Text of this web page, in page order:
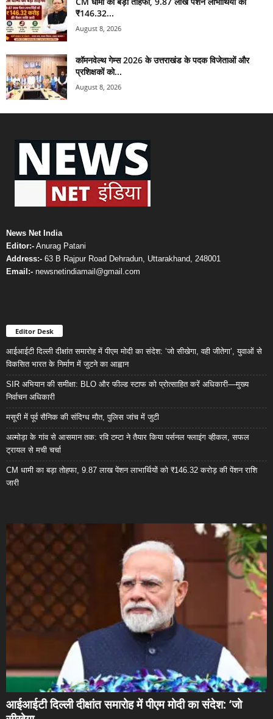
₹146.32...
August 8, 2026
कॉमनवेल्थ गेम्स 2026 के उत्तराखंड के पदक विजेताओं और
प्रशिक्षकों को...
August 8, 2026
News Net India
Editor:- Anurag Patani
Address:- 63 B Rajpur Road Dehradun, Uttarakhand, 248001
Email:- newsnetindiamail@gmail.com
Editor Desk
आईआईटी दिल्ली दीक्षांत समारोह में पीएम मोदी का संदेश: ‘जो सीखेगा, वही जीतेगा’, युवाओं से
विकसित भारत के निर्माण में जुटने का आह्वान
SIR अभियान की समीक्षा: BLO और फील्ड स्टाफ को प्रोत्साहित करें अधिकारी—मुख्य
निर्वाचन अधिकारी
मसूरी में पूर्व सैनिक की संदिग्ध मौत, पुलिस जांच में जुटी
अल्मोड़ा के गांव से आसमान तक: रवि टम्टा ने तैयार किया पर्सनल फ्लाइंग व्हीकल, सफल
ट्रायल से मची चर्चा
CM धामी का बड़ा तोहफा, 9.87 लाख पेंशन लाभार्थियों को ₹146.32 करोड़ की पेंशन राशि
जारी
आईआईटी दिल्ली दीक्षांत समारोह में पीएम मोदी का संदेश: ‘जो